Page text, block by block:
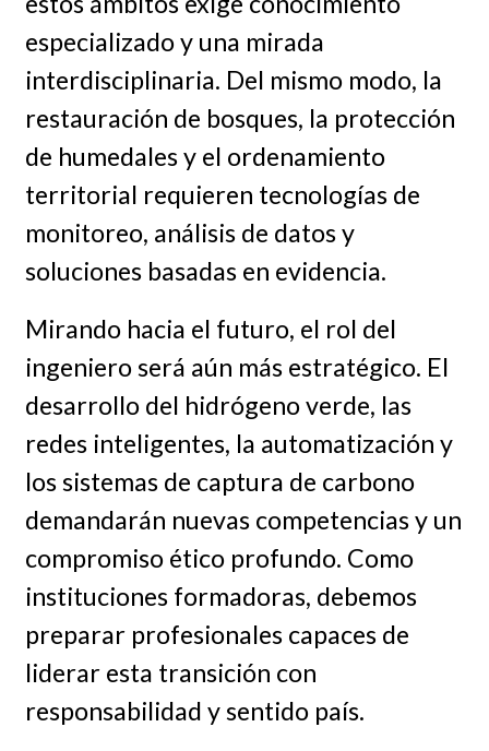
especializado y una mirada
interdisciplinaria. Del mismo modo, la
restauración de bosques, la protección
de humedales y el ordenamiento
territorial requieren tecnologías de
monitoreo, análisis de datos y
soluciones basadas en evidencia.
Mirando hacia el futuro, el rol del
ingeniero será aún más estratégico. El
desarrollo del hidrógeno verde, las
redes inteligentes, la automatización y
los sistemas de captura de carbono
demandarán nuevas competencias y un
compromiso ético profundo. Como
instituciones formadoras, debemos
preparar profesionales capaces de
liderar esta transición con
responsabilidad y sentido país.